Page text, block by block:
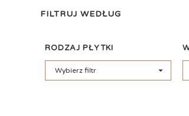
FILTRUJ WEDŁUG
RODZAJ PŁYTKI
Wybierz filtr 